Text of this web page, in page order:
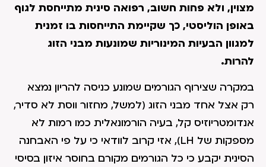
מצוין, ולא פחות חשוב, רפואה סינית מתייחסת לגוף
באופן הוליסטי, כך שקיימת התייחסות בו זמנית
למגוון הבעיות המינוריות שמונעות מבני הזוג
להרות.
במקרה שצירוף הגורמים שמונע כניסה להריון נמצא
רק אצל אחד מבני הזוג (למשל, מחזור ווסת לא סדיר,
אנדומטריוזיס קל, בעיה הורמונאלית כמו רמות לא
מספקות של LH), אזי קרוב לוודאי כי על פי האבחנה
הסינית יקבע כי כל הגורמים מקורם בחוסר איזון בסיסי